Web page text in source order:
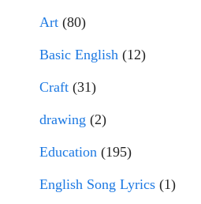
Art (80)
Basic English (12)
Craft (31)
drawing (2)
Education (195)
English Song Lyrics (1)